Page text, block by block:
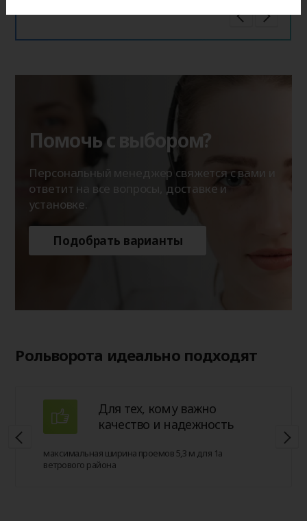
Помочь с выбором?
Персональный менеджер свяжется с вами и
ответит на все вопросы, доставке и
установке.
Подобрать варианты
Рольворота идеально подходят
Для тех, кому важно
качество и надежность
максимальная ширина проемов 5,3 м для 1а
ветрового района